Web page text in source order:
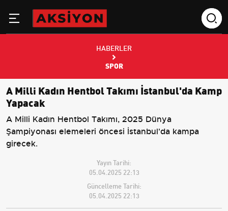
HABERLER
SPOR
A Milli Kadın Hentbol Takımı İstanbul'da Kamp
Yapacak
A Milli Kadın Hentbol Takımı, 2025 Dünya
Şampiyonası elemeleri öncesi İstanbul'da kampa
girecek.
Yayın Tarihi:
05.04.2025 22:13
Güncelleme Tarihi:
05.04.2025 22:13